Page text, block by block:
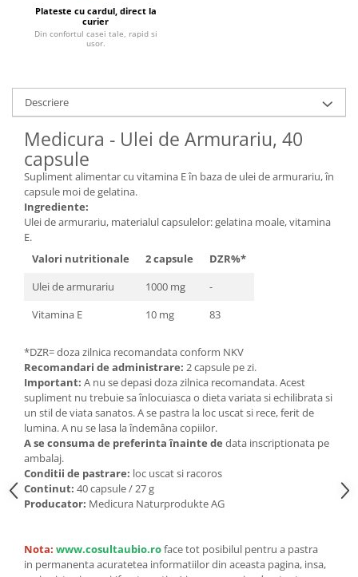
Dulceturi, gemuri, compoturi
Creme
Bomboane, Caramele si Jeleuri
Inghetata
Zahar si indulcitori
Batoane
Dulciuri bio
Guma de mestecat bio
Snacksuri
Seminte, fructe uscate, samburi
Mixuri, condimente si mirodenii
Condimente
Mirodenii
Pesto Bio
Semipreparate
Specialitati si produse asiatice
Plateste cu cardul, direct la
curier
Din confortul casei tale, rapid si
usor.
Descriere
Medicura - Ulei de Armurariu, 40
capsule
Supliment alimentar cu vitamina E în baza de ulei de armurariu, în
capsule moi de gelatina.
Ingrediente:
Ulei de armurariu, materialul capsulelor: gelatina moale, vitamina
E.
Valori nutritionale
2 capsule
DZR%*
Ulei de armurariu
1000 mg
-
Vitamina E
10 mg 83
*DZR= doza zilnica recomandata conform NKV
Recomandari de administrare: 2 capsule pe zi.
Important: A nu se depasi doza zilnica recomandata. Acest
supliment nu trebuie sa înlocuiasca o dieta variata si echilibrata si
un stil de viata sanatos. A se pastra la loc uscat si rece, ferit de
lumina. A nu se lasa la îndemâna copiilor.
A se consuma de preferinta înainte de data inscriptionata pe
ambalaj.
Conditii de pastrare: loc uscat si racoros
Continut: 40 capsule / 27 g
Producator: Medicura Naturprodukte AG
Nota: www.cosultaubio.roface tot posibilul pentru a pastra
in permanenta acuratetea informatiilor din aceasta pagina, insa,